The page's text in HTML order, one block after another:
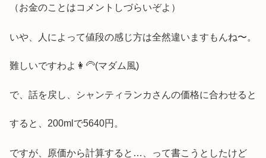
（お金のことはコメントしづらいぞよ）
いや、人によって値段の感じ方は全然違いますもんね〜。
難しいですわよ👩‍🦳(マダム風)
で、話を戻し、シャンティランカさんの価格に合わせると
すると、200mlで5640円。
ですが、原価から計算すると…、って書こうとしたけど